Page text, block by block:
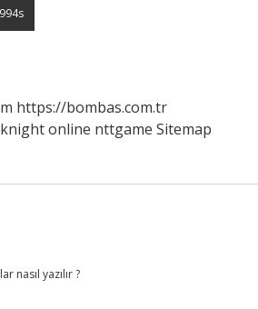
https://bombas.com.tr
knight online nttgame Sitemap
nasıl yazılır ?